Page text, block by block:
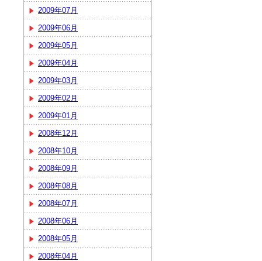
2009年07月
2009年06月
2009年05月
2009年04月
2009年03月
2009年02月
2009年01月
2008年12月
2008年10月
2008年09月
2008年08月
2008年07月
2008年06月
2008年05月
2008年04月